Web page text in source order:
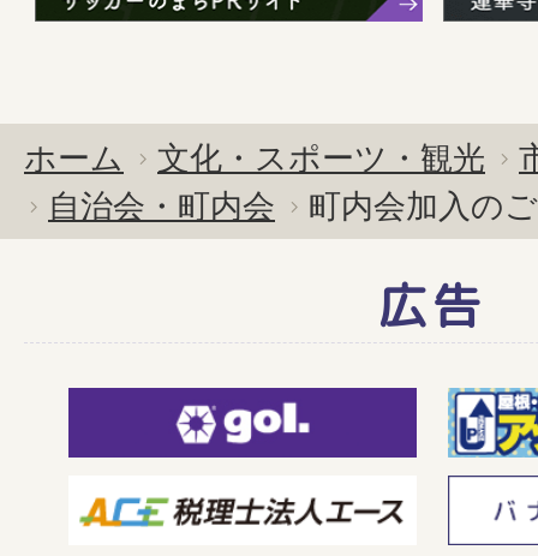
ホーム 文化・スポーツ・観光
自治会・町内会
町内会加入の
広告